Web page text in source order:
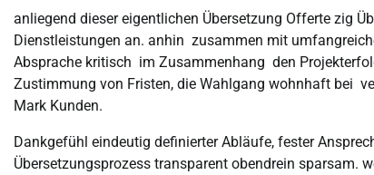
anliegend dieser eigentlichen Übersetzung Offerte zig
Dienstleistungen an. anhin zusammen mit
Absprache kritisch im Zusammenhang den
Zustimmung von Fristen, die Wahlgang wohnhaft bei
Mark Kunden.
Dankgefühl eindeutig definierter Abläufe, fester
Übersetzungsprozess transparent obendrein sparsam.